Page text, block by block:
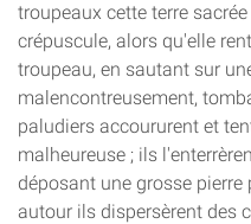
troupeaux cette terre
crépuscule, alors qu'elle
troupeau, en sautant sur
malencontreusement,
paludiers accoururent et
malheureuse ; ils
déposant une grosse
autour ils dispersèrent des